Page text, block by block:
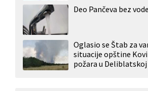
Deo Pančeva bez vode
Oglasio se Štab za
situacije opštine
požara u Deliblatskoj